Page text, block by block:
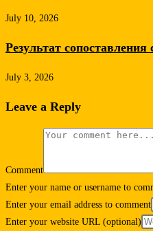
July 10, 2026
Результат
July 3, 2026
Leave a Reply
Comment
Enter your name or username to
Enter your email address to comment
Enter your website URL (optional)